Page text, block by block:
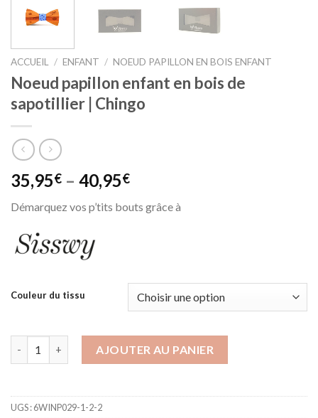
ACCUEIL / ENFANT / NOEUD PAPILLON EN BOIS ENFANT
Noeud papillon enfant en bois de
sapotillier | Chingo
35,95€ – 40,95€
Démarquez vos p’tits bouts grâce à
Couleur du tissu
AJOUTER AU PANIER
UGS :6WINP029-1-2-2